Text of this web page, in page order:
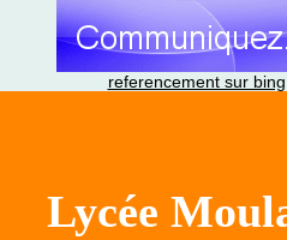
referencement sur bing
Lycée